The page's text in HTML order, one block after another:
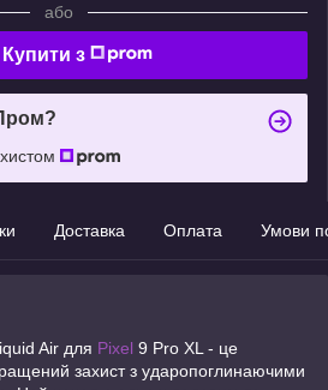
або
Купити з
Доставка Оплата Умови
Air для Pixel 9 Pro XL - це
захист з ударопоглинаючими